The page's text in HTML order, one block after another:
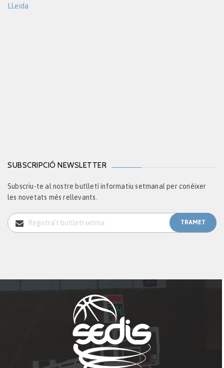
LLeida
SUBSCRIPCIÓ NEWSLETTER
Subscriu-te al nostre butlletí informatiu setmanal per conèixer
les novetats més rellevants.